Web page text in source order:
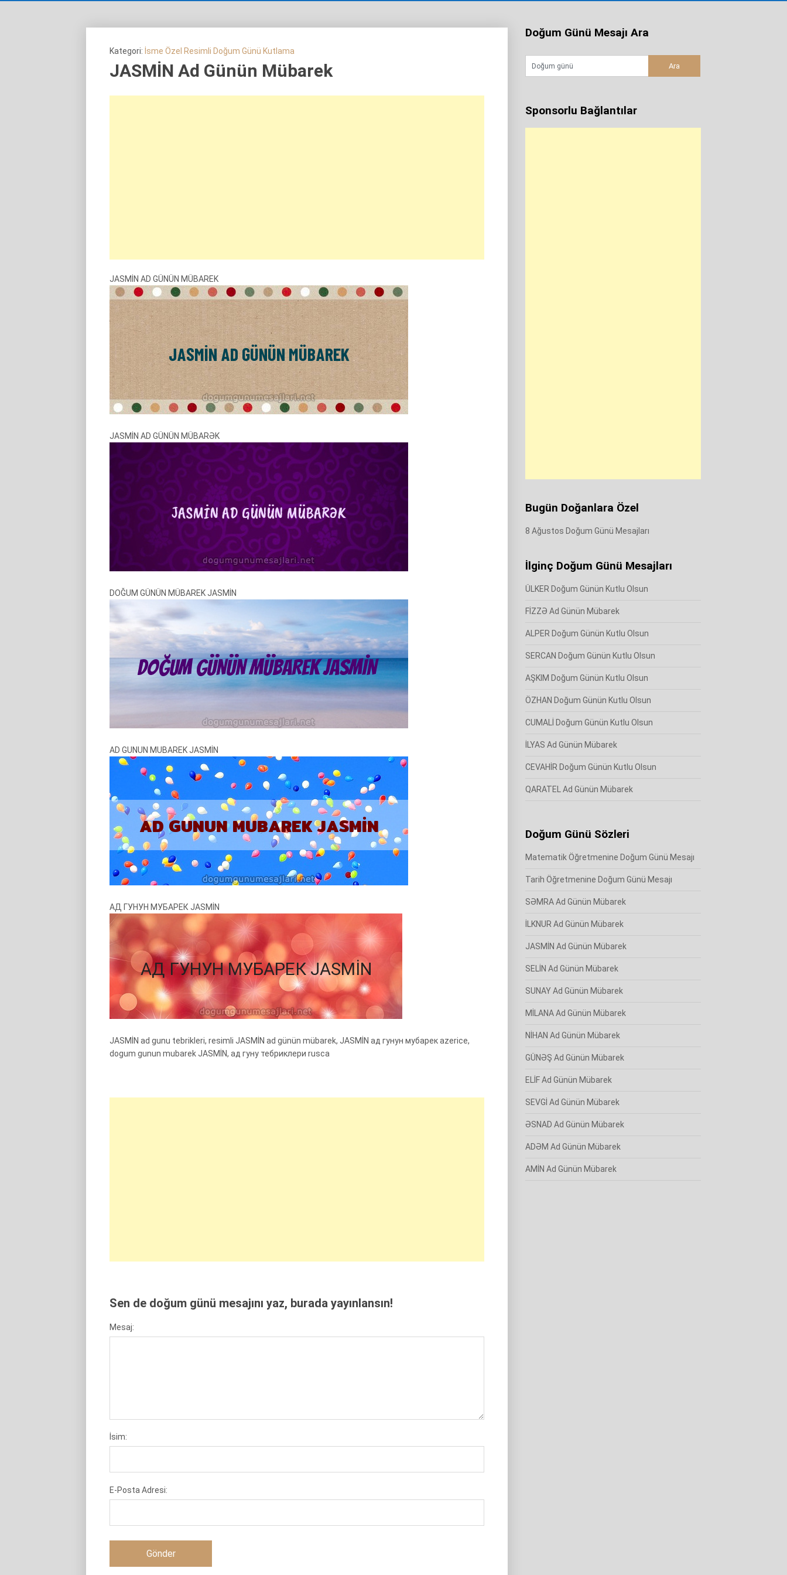
Kategori: İsme Özel Resimli Doğum Günü Kutlama
JASMİN Ad Günün Mübarek
JASMİN AD GÜNÜN MÜBAREK
JASMİN AD GÜNÜN MÜBARƏK
DOĞUM GÜNÜN MÜBAREK JASMİN
AD GUNUN MUBAREK JASMİN
АД ГУНУН МУБАРЕК JASMİN
JASMİN ad gunu tebrikleri, resimli JASMİN ad günün mübarek, JASMİN ад гунун мубарек azerice,
dogum gunun mubarek JASMİN, ад гуну тебриклери rusca
Sen de doğum günü mesajını yaz, burada yayınlansın!
Mesaj:
İsim:
E-Posta Adresi:
Doğum Günü Mesajı Ara
Sponsorlu Bağlantılar
Bugün Doğanlara Özel
8 Ağustos Doğum Günü Mesajları
İlginç Doğum Günü Mesajları
ÜLKER Doğum Günün Kutlu Olsun
FİZZƏ Ad Günün Mübarek
ALPER Doğum Günün Kutlu Olsun
SERCAN Doğum Günün Kutlu Olsun
AŞKIM Doğum Günün Kutlu Olsun
ÖZHAN Doğum Günün Kutlu Olsun
CUMALİ Doğum Günün Kutlu Olsun
İLYAS Ad Günün Mübarek
CEVAHİR Doğum Günün Kutlu Olsun
QARATEL Ad Günün Mübarek
Doğum Günü Sözleri
Matematik Öğretmenine Doğum Günü Mesajı
Tarih Öğretmenine Doğum Günü Mesajı
SƏMRA Ad Günün Mübarek
İLKNUR Ad Günün Mübarek
JASMİN Ad Günün Mübarek
SELİN Ad Günün Mübarek
SUNAY Ad Günün Mübarek
MİLANA Ad Günün Mübarek
NİHAN Ad Günün Mübarek
GÜNƏŞ Ad Günün Mübarek
ELİF Ad Günün Mübarek
SEVGİ Ad Günün Mübarek
ƏSNAD Ad Günün Mübarek
ADƏM Ad Günün Mübarek
AMİN Ad Günün Mübarek